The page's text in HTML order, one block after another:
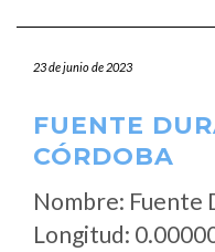
23 de junio de 2023
FUENTE
CÓRDOBA
Nombre: Fuente
Longitud: